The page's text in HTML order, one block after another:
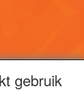
gebruik